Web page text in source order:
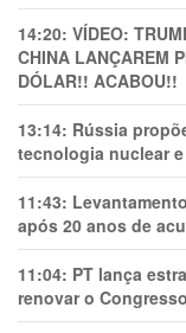
14:20: VÍDEO:
CHINA LANÇAREM
DÓLAR!! ACABOU!!
13:14: Rússia
tecnologia nuclear
11:43:
após 20 anos de
11:04: PT lança
renovar o